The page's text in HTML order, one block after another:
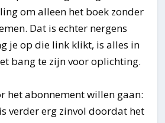
om alleen het boek zonder
Dat is echter nergens
je op die link klikt, is alles in
bang te zijn voor oplichting.
het abonnement willen gaan:
verder erg zinvol doordat het